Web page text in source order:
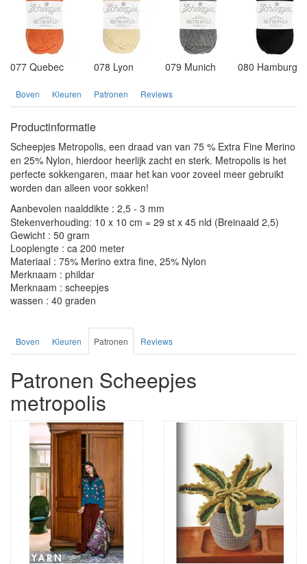
077 Quebec 078 Lyon 079 Munich 080 Hamburg
Boven Kleuren Patronen Reviews
Productinformatie
Scheepjes Metropolis, een draad van van 75 % Extra Fine Merino
en 25% Nylon, hierdoor heerlijk zacht en sterk. Metropolis is het
perfecte sokkengaren, maar het kan voor zoveel meer gebruikt
worden dan alleen voor sokken!
Aanbevolen naalddikte : 2,5 - 3 mm
Stekenverhouding: 10 x 10 cm = 29 st x 45 nld (Breinaald 2,5)
Gewicht : 50 gram
Looplengte : ca 200 meter
Materiaal : 75% Merino extra fine, 25% Nylon
Merknaam : phildar
Merknaam : scheepjes
wassen : 40 graden
Boven Kleuren Patronen Reviews
Patronen Scheepjes
metropolis